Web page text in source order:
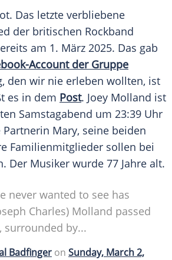
Das letzte verbliebene
der britischen Rockband
am 1. März 2025. Das gab
Account der Gruppe
den wir nie erleben wollten, ist
es in dem Post. Joey Molland ist
Samstagabend um 23:39 Uhr
Partnerin Mary, seine beiden
Familienmitglieder sollen bei
Der Musiker wurde 77 Jahre alt.
never wanted to see has
Charles) Molland passed
surrounded by...
Badfinger on Sunday, March 2,